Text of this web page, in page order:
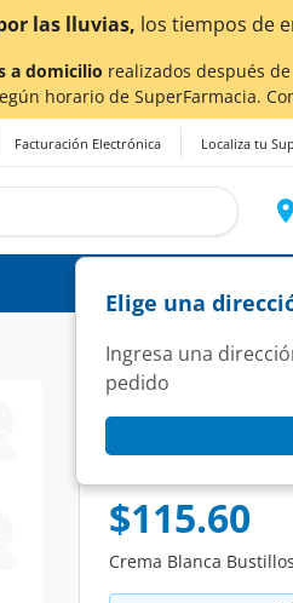
en Aguascalientes!Daclic
a domicilio realizados después
horario de SuperFarmacia.
Facturación Electrónica Localiza tu
Elige una
Ingresa una
pedido
BLANCA BUSTILLOS
Crema Blanca
$115.60
Crema Blanca